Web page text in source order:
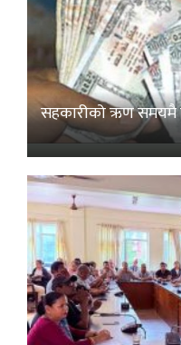
सहकारीको ऋण समयमै